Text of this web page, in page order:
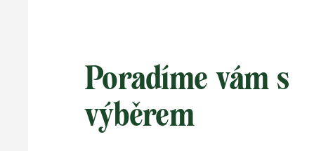
Poradíme vám s
výběrem